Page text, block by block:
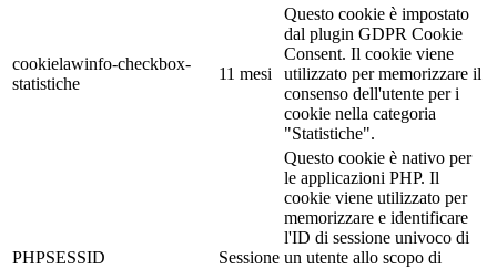
cookielawinfo-checkbox-
statistiche
11 mesi
Questo cookie è impostato
dal plugin GDPR Cookie
Consent. Il cookie viene
utilizzato per memorizzare il
consenso dell'utente per i
cookie nella categoria
"Statistiche".
PHPSESSID Sessione
Questo cookie è nativo per
le applicazioni PHP. Il
cookie viene utilizzato per
memorizzare e identificare
l'ID di sessione univoco di
un utente allo scopo di